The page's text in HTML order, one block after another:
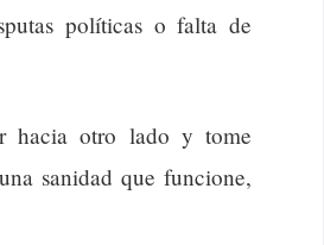
políticas o falta de
hacia otro lado y tome
sanidad que funcione,